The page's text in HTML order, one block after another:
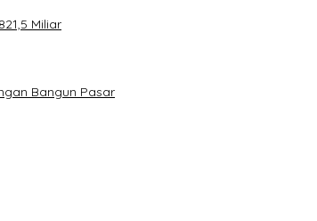
Miliar
Bangun Pasar